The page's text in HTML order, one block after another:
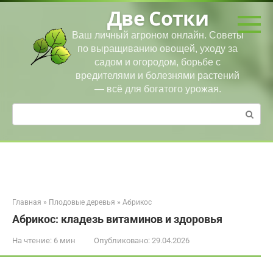
Перейти
Две Сотки
Ваш личный агроном онлайн. Советы
по выращиванию овощей, уходу за
садом и огородом, борьбе с
вредителями и болезнями растений
— всё для богатого урожая.
Поиск:
Главная » Плодовые деревья » Абрикос
Абрикос: кладезь витаминов и здоровья
На чтение: 6 мин Опубликовано: 29.04.2026